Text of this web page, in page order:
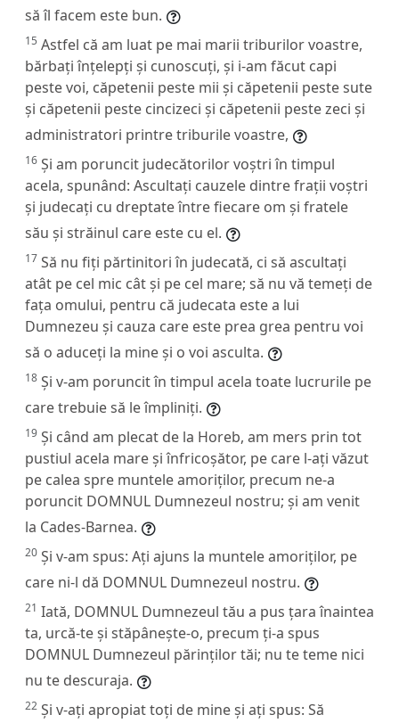
să îl facem este bun.
15 Astfel că am luat pe mai marii triburilor voastre,
bărbați înțelepți și cunoscuți, și i-am făcut capi
peste voi, căpetenii peste mii și căpetenii peste sute
și căpetenii peste cincizeci și căpetenii peste zeci și
administratori printre triburile voastre,
16 Și am poruncit judecătorilor voștri în timpul
acela, spunând: Ascultați cauzele dintre frații voștri
și judecați cu dreptate între fiecare om și fratele
său și străinul care este cu el.
17 Să nu fiți părtinitori în judecată, ci să ascultați
atât pe cel mic cât și pe cel mare; să nu vă temeți de
fața omului, pentru că judecata este a lui
Dumnezeu și cauza care este prea grea pentru voi
să o aduceți la mine și o voi asculta.
18 Și v-am poruncit în timpul acela toate lucrurile pe
care trebuie să le împliniți.
19 Și când am plecat de la Horeb, am mers prin tot
pustiul acela mare și înfricoșător, pe care l-ați văzut
pe calea spre muntele amoriților, precum ne-a
poruncit DOMNUL Dumnezeul nostru; și am venit
la Cades-Barnea.
20 Și v-am spus: Ați ajuns la muntele amoriților, pe
care ni-l dă DOMNUL Dumnezeul nostru.
21 Iată, DOMNUL Dumnezeul tău a pus țara înaintea
ta, urcă-te și stăpânește-o, precum ți-a spus
DOMNUL Dumnezeul părinților tăi; nu te teme nici
nu te descuraja.
22 Și v-ați apropiat toți de mine și ați spus: Să